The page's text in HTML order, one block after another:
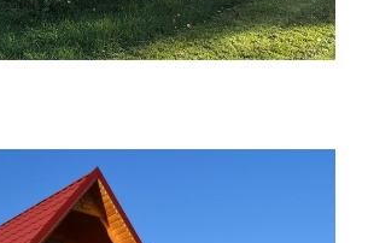
Dispozice: 84,5 m²
Terasa: 15m²
Rozměry: 500x 600 cm